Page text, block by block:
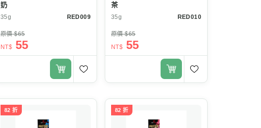
奶
35g RED009
原價 $65
NT$ 55
茶
35g RED010
原價 $65
NT$ 55
82 折 82 折